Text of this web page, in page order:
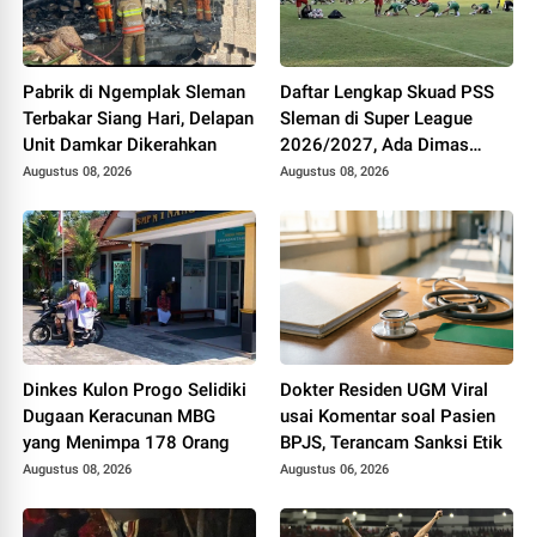
Pabrik di Ngemplak Sleman
Terbakar Siang Hari, Delapan
Unit Damkar Dikerahkan
Augustus 08, 2026
Daftar Lengkap Skuad PSS
Sleman di Super League
2026/2027, Ada Dimas
Drajad hingga Gustavo
Augustus 08, 2026
Dinkes Kulon Progo Selidiki
Dugaan Keracunan MBG
yang Menimpa 178 Orang
Augustus 08, 2026
Dokter Residen UGM Viral
usai Komentar soal Pasien
BPJS, Terancam Sanksi Etik
Augustus 06, 2026